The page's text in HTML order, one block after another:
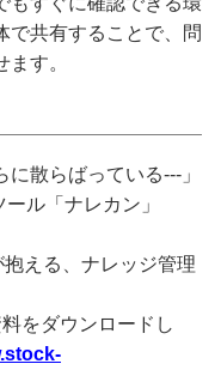
で共有することで、問
す。
に散らばっている---」
ル「ナレカン」
える、ナレッジ管理
をダウンロードし